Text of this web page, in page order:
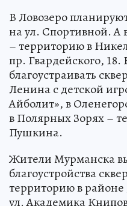
В Ловозеро
на ул. Спортивной. А
– территорию в
пр. Гвардейского, 18.
благоустраивать
Ленина с детской
Айболит», в
в Полярных Зорях –
Пушкина.
Жители Мурманска
благоустройства
территорию в районе
ул. Академика